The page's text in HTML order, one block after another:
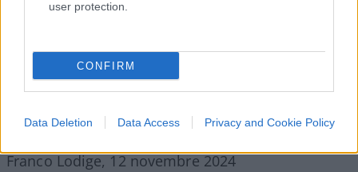
user protection.
CONFIRM
Data Deletion Data Access Privacy and Cookie Policy
livello dei centri costruiti. E soprattutto senza
Sergio Mattarella, guardiano della Costituzione, ha
firmato quei decreti senza battere ciglio.
che questo sia uno scontro politico e non
giuridico non ci possono essere più dubbi
Franco Lodige, 12 novembre 2024